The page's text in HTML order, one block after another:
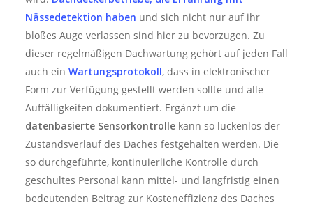
Nässedetektion haben und sich nicht nur auf ihr
bloßes Auge verlassen sind hier zu bevorzugen. Zu
dieser regelmäßigen Dachwartung gehört auf jeden Fall
auch ein Wartungsprotokoll, dass in elektronischer
Form zur Verfügung gestellt werden sollte und alle
Auffälligkeiten dokumentiert. Ergänzt um die
datenbasierte Sensorkontrolle kann so lückenlos der
Zustandsverlauf des Daches festgehalten werden. Die
so durchgeführte, kontinuierliche Kontrolle durch
geschultes Personal kann mittel- und langfristig einen
bedeutenden Beitrag zur Kosteneffizienz des Daches